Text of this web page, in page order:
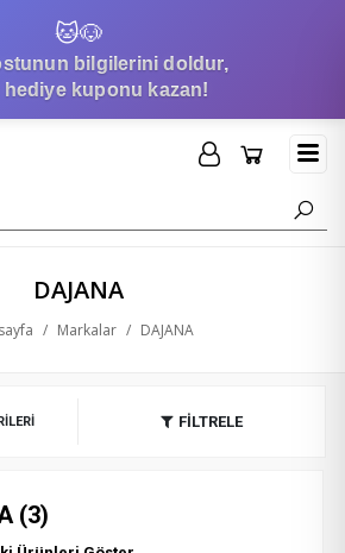
🐱🐶
bilgilerini doldur,
hediye kuponu kazan!
DAJANA
/ Markalar / DAJANA
FİLTRELE
(3)